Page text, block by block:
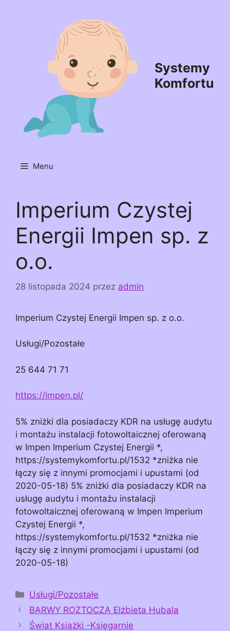
Systemy
Komfortu
Menu
Imperium Czystej
Energii Impen sp. z
o.o.
28 listopada 2024 przez admin
Imperium Czystej Energii Impen sp. z o.o.
Usługi/Pozostałe
25 644 71 71
https://impen.pl/
5% zniżki dla posiadaczy KDR na usługę audytu
i montażu instalacji fotowoltaicznej oferowaną
w Impen Imperium Czystej Energii *,
https://systemykomfortu.pl/1532 *zniżka nie
łączy się z innymi promocjami i upustami (od
2020-05-18) 5% zniżki dla posiadaczy KDR na
usługę audytu i montażu instalacji
fotowoltaicznej oferowaną w Impen Imperium
Czystej Energii *,
https://systemykomfortu.pl/1532 *zniżka nie
łączy się z innymi promocjami i upustami (od
2020-05-18)
Kategorie
Usługi/Pozostałe
BARWY ROZTOCZA Elżbieta Hubala
Świat Książki -Księgarnie